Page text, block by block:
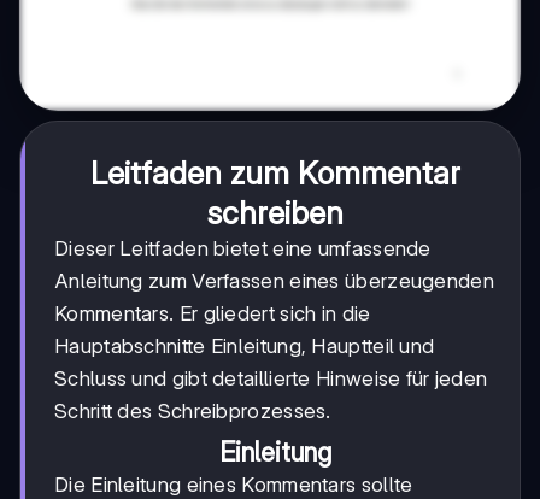
Leitfaden zum Kommentar
schreiben
Dieser Leitfaden bietet eine umfassende
Anleitung zum Verfassen eines überzeugenden
Kommentars. Er gliedert sich in die
Hauptabschnitte Einleitung, Hauptteil und
Schluss und gibt detaillierte Hinweise für jeden
Schritt des Schreibprozesses.
Einleitung
Die Einleitung eines Kommentars sollte